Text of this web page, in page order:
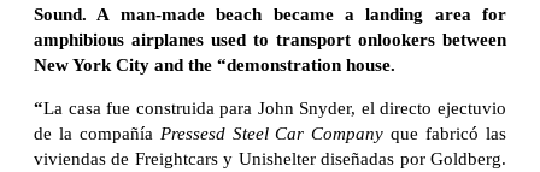
Sound. A man-made beach became a landing area for
amphibious airplanes used to transport onlookers between
New York City and the “demonstration house.
“La casa fue construida para John Snyder, el directo ejectuvio
de la compañía Pressesd Steel Car Company que fabricó las
viviendas de Freightcars y Unishelter diseñadas por Goldberg.